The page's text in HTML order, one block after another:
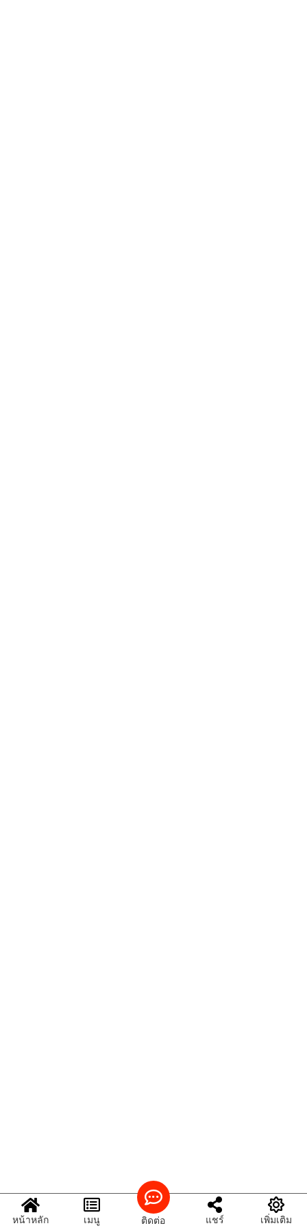
หน้าหลัก เมนู ติดต่อ แชร์ เพิ่มเติม